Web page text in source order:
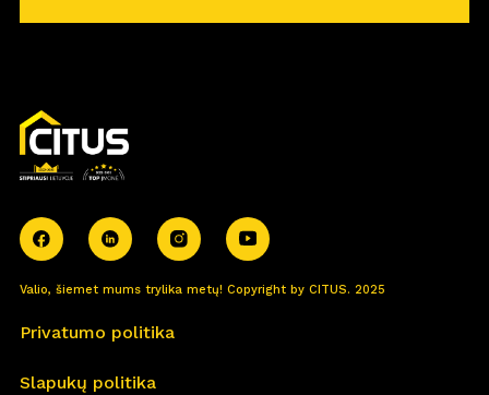
Valio, šiemet mums trylika metų! Copyright by CITUS. 2025
Privatumo politika
Slapukų politika